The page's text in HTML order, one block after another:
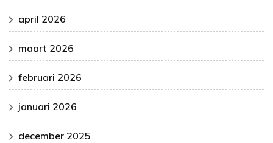
april 2026
maart 2026
februari 2026
januari 2026
december 2025